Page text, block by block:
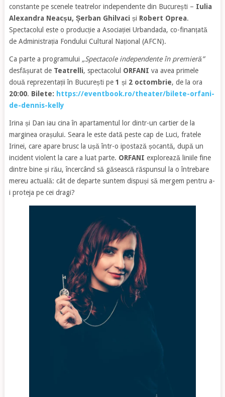
constante pe scenele teatrelor independente din București – Iulia
Alexandra Neacșu, Șerban Ghilvaci și Robert Oprea.
Spectacolul este o producție a Asociației Urbandada, co-finanțată
de Administrația Fondului Cultural Național (AFCN).
Ca parte a programului „Spectacole independente în premieră”
desfășurat de Teatrelli, spectacolul ORFANI va avea primele
două reprezentații în București pe 1 și 2 octombrie, de la ora
20:00. Bilete: https://eventbook.ro/theater/bilete-orfani-
de-dennis-kelly
Irina și Dan iau cina în apartamentul lor dintr-un cartier de la
marginea orașului. Seara le este dată peste cap de Luci, fratele
Irinei, care apare brusc la ușă într-o ipostază șocantă, după un
incident violent la care a luat parte. ORFANI explorează liniile fine
dintre bine și rău, încercând să găsească răspunsul la o întrebare
mereu actuală: cât de departe suntem dispuși să mergem pentru a-
i proteja pe cei dragi?